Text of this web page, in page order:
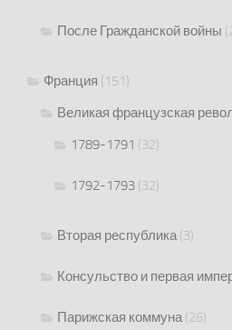
После Гражданской войны
Франция (151)
Великая французская
1789-1791 (32)
1792-1793 (32)
Вторая республика(3)
Консульство и первая
Парижская коммуна(26)